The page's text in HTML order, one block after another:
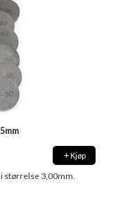
Kjøp
størrelse 3,00mm.